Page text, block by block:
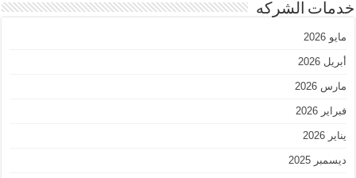
خدمات الشركه
مايو 2026
أبريل 2026
مارس 2026
فبراير 2026
يناير 2026
ديسمبر 2025